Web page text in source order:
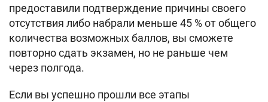
предоставили подтверждение причины своего
отсутствия либо набрали меньше 45 % от общего
количества возможных баллов, вы сможете
повторно сдать экзамен, но не раньше чем
через полгода.
Если вы успешно прошли все этапы